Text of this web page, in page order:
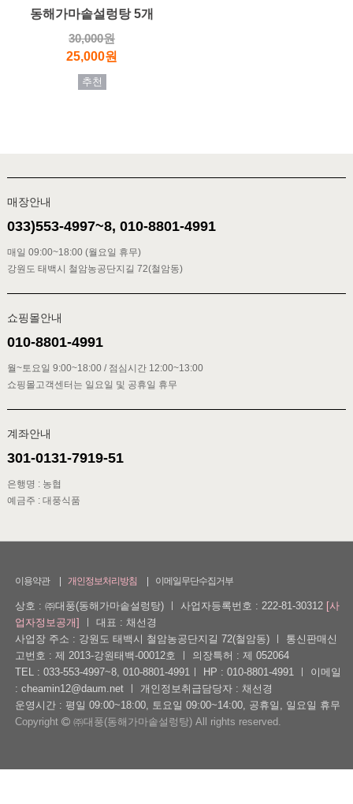
동해가마솥설렁탕 5개
30,000원
25,000원
추천
매장안내
033)553-4997~8, 010-8801-4991
매일 09:00~18:00 (월요일 휴무)
강원도 태백시 철암농공단지길 72(철암동)
쇼핑몰안내
010-8801-4991
월~토요일 9:00~18:00 / 점심시간 12:00~13:00
쇼핑몰고객센터는 일요일 및 공휴일 휴무
계좌안내
301-0131-7919-51
은행명 : 농협
예금주 : 대풍식품
이용약관 개인정보처리방침 이메일무단수집거부
상호 : ㈜대풍(동해가마솥설렁탕)ㅣ 사업자등록번호 : 222-81-30312 [사
업자정보공개]
대표 : 채선경
사업장 주소 : 강원도 태백시 철암농공단지길 72(철암동)
통신판매신
고번호 : 제 2013-강원태백-00012호
의장특허 : 제 052064
TEL : 033-553-4997~8, 010-8801-4991
HP : 010-8801-4991
이메일
: cheamin12@daum.net
개인정보취급담당자 : 채선경
운영시간 : 평일 09:00~18:00, 토요일 09:00~14:00, 공휴일, 일요일 휴무
Copyright
㈜대풍(동해가마솥설렁탕) All rights reserved.